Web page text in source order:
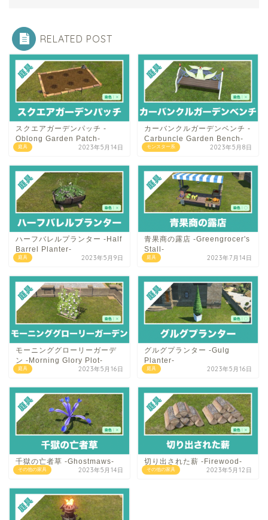
RELATED POST
庭具
スクエアガーデンパッチ -
Oblong Garden Patch-
2023年5月14日 モンスター系
カーバンクルガーデンベンチ -
Carbuncle Garden Bench-
2023年5月8日
庭具
ハーフバレルプランター -Half
Barrel Planter-
2023年5月9日 庭具
青果商の露店 -Greengrocer's
Stall-
2023年7月14日
庭具
モーニンググローリーガーデ
ン -Morning Glory Plot-
2023年5月16日 庭具
グルグプランター -Gulg
Planter-
2023年5月16日
その他の家具
千獄の亡者草 -Ghostmaws-
2023年5月14日 その他の家具
切り出された薪 -Firewood-
2023年5月12日